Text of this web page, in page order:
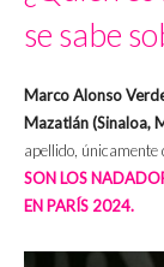
se sabe
Marco Alonso
Mazatlán (Sinaloa,
apellido, únicamente
SON LOS
EN PARÍS 2024.